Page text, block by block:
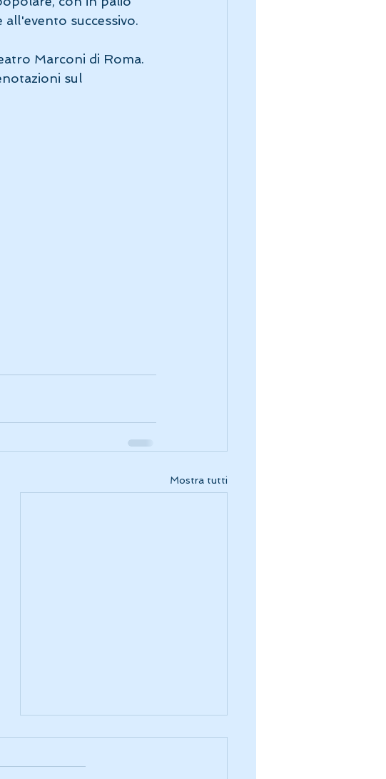
successivo.
Marconi di Roma.
sul
Mostra tutti